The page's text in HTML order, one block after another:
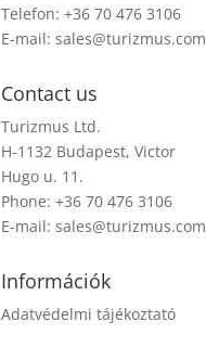
Telefon: +36 70 476 3106
E-mail:sales@turizmus.com
Contact us
Turizmus Ltd.
H-1132 Budapest, Victor
Hugo u. 11.
Phone: +36 70 476 3106
E-mail:sales@turizmus.com
Információk
Adatvédelmi tájékoztató